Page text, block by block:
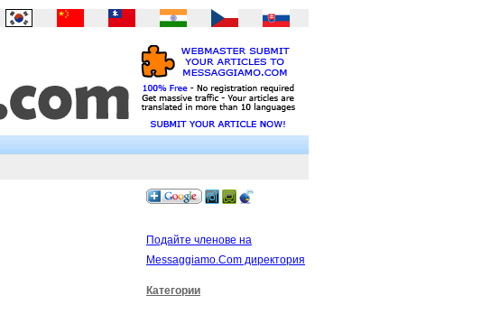
Подайте членове на
Messaggiamo.Com директория
Категории